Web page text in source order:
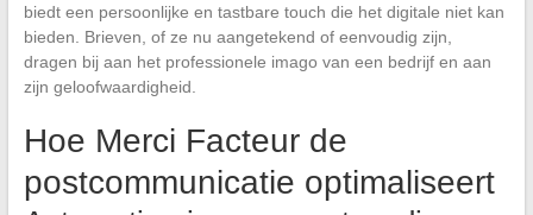
biedt een persoonlijke en tastbare touch die het digitale niet kan
bieden. Brieven, of ze nu aangetekend of eenvoudig zijn,
dragen bij aan het professionele imago van een bedrijf en aan
zijn geloofwaardigheid.
Hoe Merci Facteur de
postcommunicatie optimaliseert